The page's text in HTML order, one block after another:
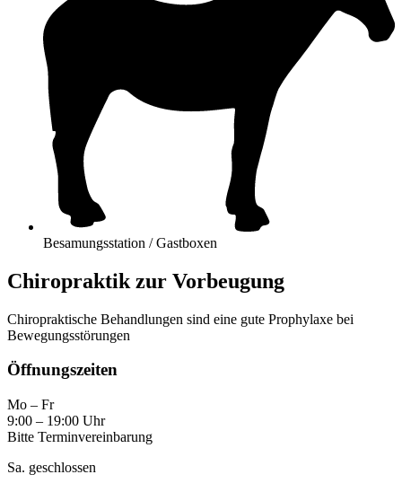
Besamungsstation / Gastboxen
Chiropraktik zur Vorbeugung
Chiropraktische Behandlungen sind eine gute Prophylaxe bei
Bewegungsstörungen
Öffnungszeiten
Mo – Fr
9:00 – 19:00 Uhr
Bitte Terminvereinbarung
Sa. geschlossen